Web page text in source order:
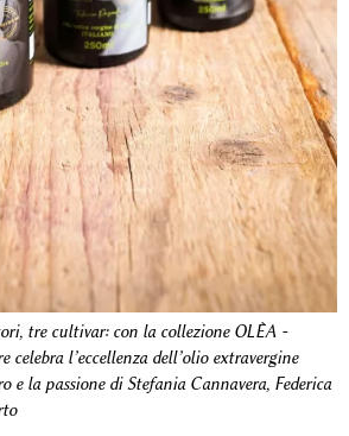
tre cultivar: con la collezione OLÈA -
celebra l’eccellenza dell’olio extravergine
e la passione di Stefania Cannavera, Federica